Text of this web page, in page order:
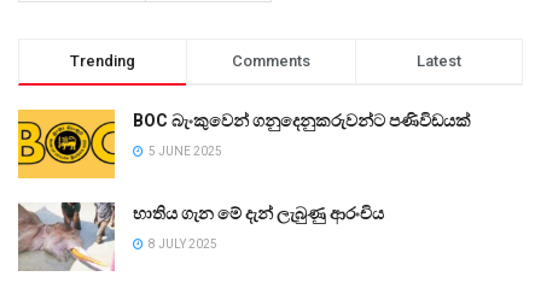
Trending Comments Latest
BOC බැංකුවෙන් ගනුදෙනුකරුවන්ට පණිවිඩයක්
5 JUNE 2025
භාතිය ගැන මේ දැන් ලැබුණු ආරංචිය
8 JULY 2025